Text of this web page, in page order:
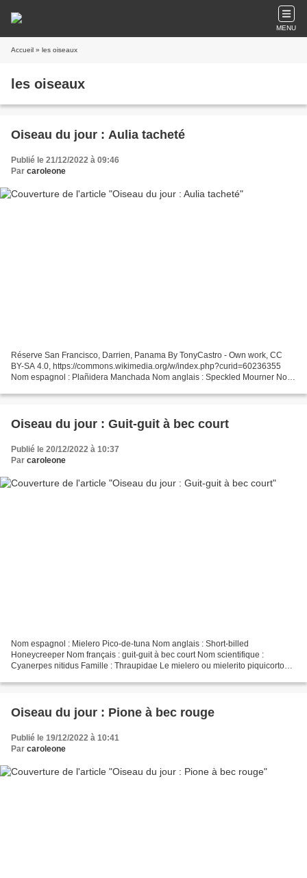
MENU
Accueil » les oiseaux
les oiseaux
Oiseau du jour : Aulia tacheté
Publié le 21/12/2022 à 09:46
Par caroleone
Réserve San Francisco, Darrien, Panama By TonyCastro - Own work, CC
BY-SA 4.0, https://commons.wikimedia.org/w/index.php?curid=60236355
Nom espagnol : Plañidera Manchada Nom anglais : Speckled Mourner Nom
Oiseau du jour : Guit-guit à bec court
Publié le 20/12/2022 à 10:37
Par caroleone
Nom espagnol : Mielero Pico-de-tuna Nom anglais : Short-billed
Honeycreeper Nom français : guit-guit à bec court Nom scientifique :
Cyanerpes nitidus Famille : Thraupidae Le mielero ou mielerito piquicorto
Oiseau du jour : Pione à bec rouge
Publié le 19/12/2022 à 10:41
Par caroleone